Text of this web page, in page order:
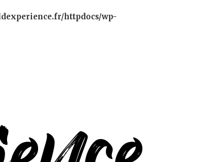
httpdocs/wp-